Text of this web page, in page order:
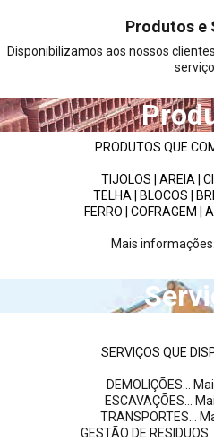
Produtos e
Disponibilizamos aos nossos
PRODUTOS QUE
TIJOLOS | AREIA |
TELHA | BLOCOS |
FERRO | COFRAGEM |
Mais
SERVIÇOS QUE
DEMOLIÇÕES...
ESCAVAÇÕES...
TRANSPORTES...
GESTÃO DE